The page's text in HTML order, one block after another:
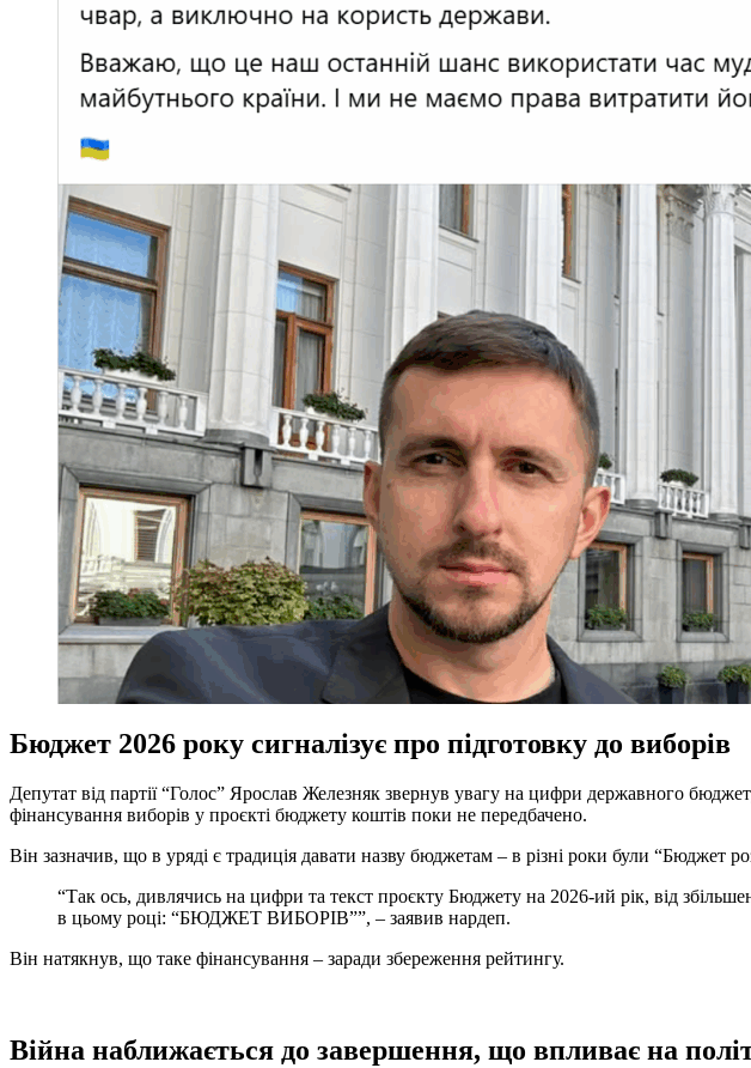
Бюджет 2026 року сигналізує про підготовку до виборів
Депутат від партії “Голос” Ярослав Железняк звернув увагу на цифри державного
фінансування виборів у проєкті бюджету коштів поки не передбачено.
Він зазначив, що в уряді є традиція давати назву бюджетам – в різні роки були
“Так ось, дивлячись на цифри та текст проєкту Бюджету на 2026-ий рік, від
в цьому році: “БЮДЖЕТ ВИБОРІВ””, – заявив нардеп.
Він натякнув, що таке фінансування – заради збереження рейтингу.
Війна наближається до завершення, що впливає на